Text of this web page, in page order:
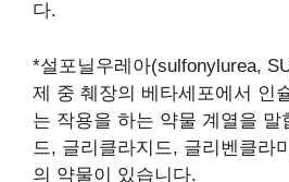
다.
*설포닐우레아(sulfonylurea,
제 중 췌장의 베타세포에서 인
는 작용을 하는 약물 계열을 말
드, 글리클라지드, 글리벤클라
의 약물이 있습니다.